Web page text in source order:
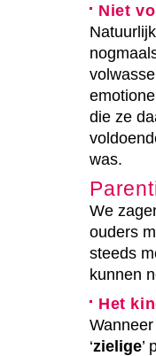
Niet
die ze
was.
We
ouders
steeds
kunnen
Het
‘zielige’